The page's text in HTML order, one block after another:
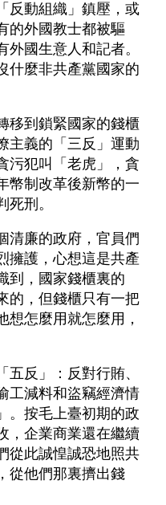
反動組織」鎮壓，或
的外國教士都被驅
國生意人和記者。
什麼非共產黨國家的
移到鎖緊國家的錢櫃
主義的「三反」運動
污犯叫「老虎」，貪
幣制改革後新幣的一
刑。
清廉的政府，官員們
擁護，心想這是共產
到，國家錢櫃裏的
的，但錢櫃只有一把
想怎麼用就怎麼用，
反」：反對行賄、
工減料和盜竊經濟情
。按毛上臺初期的政
，企業商業還在繼續
從此誠惶誠恐地照共
從他們那裏擠出錢